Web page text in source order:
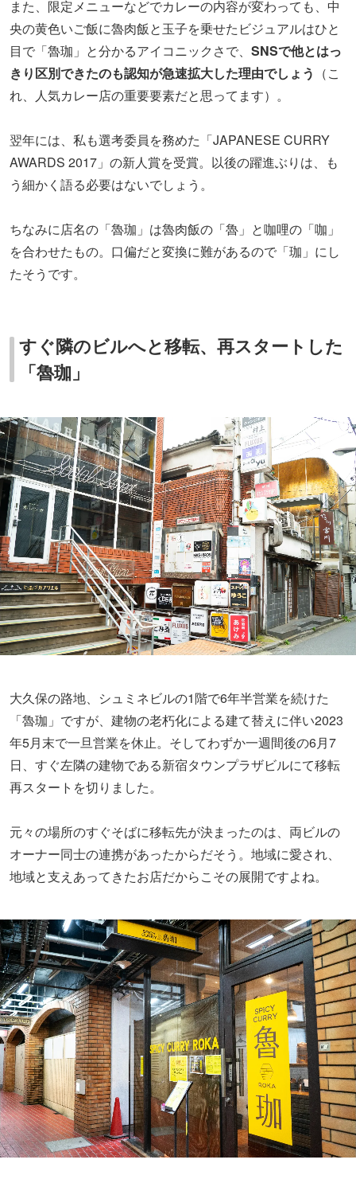
また、限定メニューなどでカレーの内容が変わっても、中
央の黄色いご飯に魯肉飯と玉子を乗せたビジュアルはひと
目で「魯珈」と分かるアイコニックさで、 SNSで他とはっ
きり区別できたのも認知が急速拡大した理由でしょう （こ
れ、人気カレー店の重要要素だと思ってます）。
翌年には、私も選考委員を務めた「JAPANESE CURRY
AWARDS 2017」の新人賞を受賞。以後の躍進ぶりは、も
う細かく語る必要はないでしょう。
ちなみに店名の「魯珈」は魯肉飯の「魯」と咖哩の「咖」
を合わせたもの。口偏だと変換に難があるので「珈」にし
たそうです。
すぐ隣のビルへと移転、再スタートした
「魯珈」
大久保の路地、シュミネビルの1階で6年半営業を続けた
「魯珈」ですが、建物の老朽化による建て替えに伴い2023
年5月末で一旦営業を休止。そしてわずか一週間後の6月7
日、すぐ左隣の建物である新宿タウンプラザビルにて移転
再スタートを切りました。
元々の場所のすぐそばに移転先が決まったのは、両ビルの
オーナー同士の連携があったからだそう。地域に愛され、
地域と支えあってきたお店だからこその展開ですよね。